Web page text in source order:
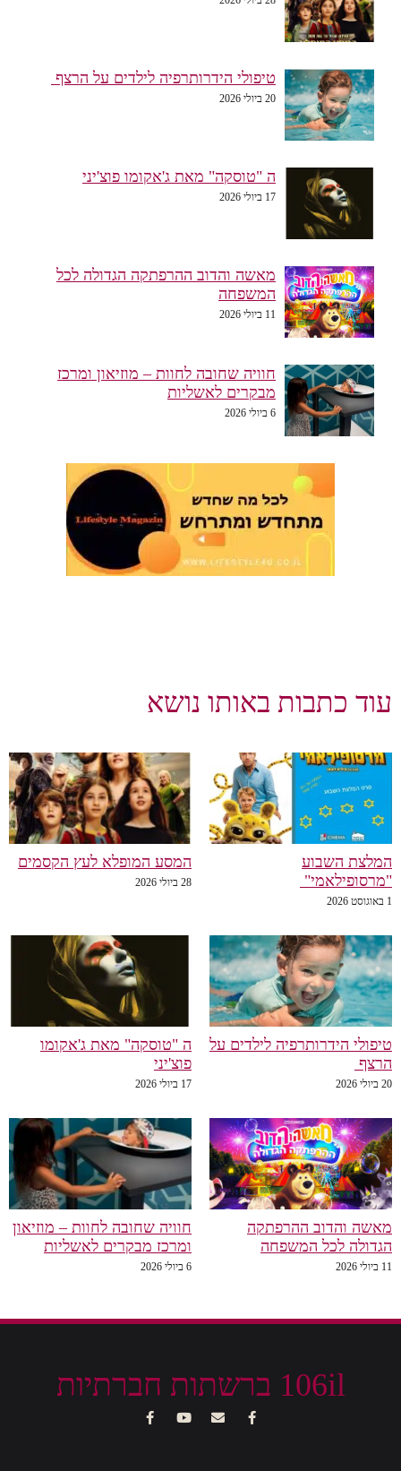
טיפולי הידרותרפיה לילדים על הרצף
20 ביולי 2026
ה "טוסקה" מאת ג'אקומו פוצ'יני
17 ביולי 2026
מאשה והדוב ההרפתקה הגדולה לכל
המשפחה
11 ביולי 2026
חוויה שחובה לחוות – מוזיאון ומרכז
מבקרים לאשליות
6 ביולי 2026
עוד כתבות באותו נושא
המלצת השבוע
"מרסופילאמי"
1 באוגוסט 2026
המסע המופלא לעץ הקסמים
28 ביולי 2026
טיפולי הידרותרפיה לילדים על
הרצף
20 ביולי 2026
ה "טוסקה" מאת ג'אקומו
פוצ'יני
17 ביולי 2026
מאשה והדוב ההרפתקה
הגדולה לכל המשפחה
11 ביולי 2026
חוויה שחובה לחוות – מוזיאון
ומרכז מבקרים לאשליות
6 ביולי 2026
106il ברשתות חברתיות